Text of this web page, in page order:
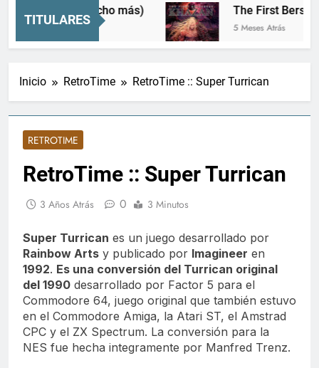
TITULARES
CRT y mucho más) The First Berserker:
5 Meses Atrás
Inicio RetroTime RetroTime :: Super Turrican
RETROTIME
RetroTime :: Super Turrican
3 Años Atrás 0 3 Minutos
Super Turrican es un juego desarrollado por
Rainbow Arts y publicado por Imagineer en
1992. Es una conversión del Turrican original
del 1990 desarrollado por Factor 5 para el
Commodore 64, juego original que también estuvo
en el Commodore Amiga, la Atari ST, el Amstrad
CPC y el ZX Spectrum. La conversión para la
NES fue hecha integramente por Manfred Trenz.